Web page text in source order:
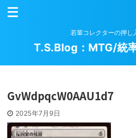
若輩コレクターの押し
T.S.Blog：MTG/統
GvWdpqcW0AAU1d7
2025年7月9日